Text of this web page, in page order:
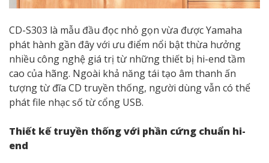
CD-S303 là mẫu đầu đọc nhỏ gọn vừa được Yamaha
phát hành gần đây với ưu điểm nổi bật thừa hưởng
nhiều công nghệ giá trị từ những thiết bị hi-end tầm
cao của hãng. Ngoài khả năng tái tạo âm thanh ấn
tượng từ đĩa CD truyền thống, người dùng vẫn có thể
phát file nhạc số từ cổng USB.
Thiết kế truyền thống với phần cứng chuẩn hi-
end